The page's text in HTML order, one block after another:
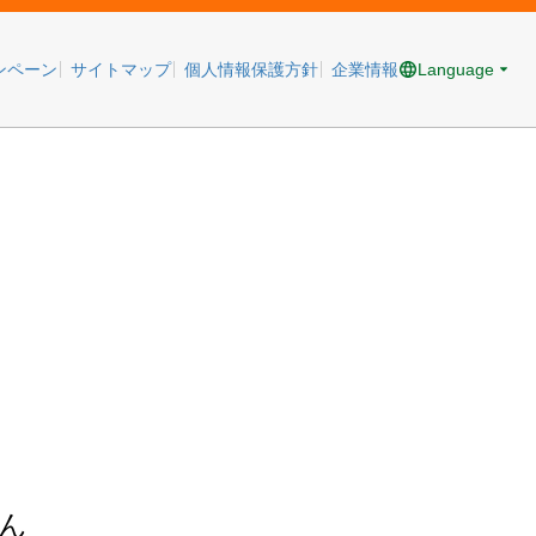
ペーン サイトマップ 個人情報保護方針 企業情報 Language